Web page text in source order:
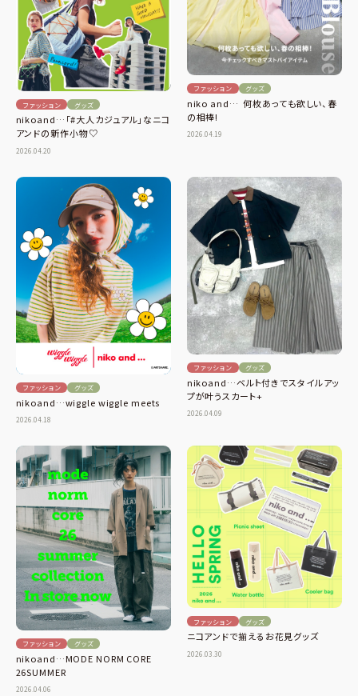
ファッション グッズ
nikoand…「#大人カジュアル」なニコ
アンドの新作小物♡
2026.04.20
ファッション グッズ
niko and… 何枚あっても欲しい、春
の相棒!
2026.04.19
ファッション グッズ
nikoand…wiggle wiggle meets
2026.04.18
ファッション グッズ
nikoand…ベルト付きでスタイルアッ
プが叶うスカート+
2026.04.09
ファッション グッズ
nikoand…MODE NORM CORE
26SUMMER
2026.04.06
ファッション グッズ
ニコアンドで揃えるお花見グッズ
2026.03.30